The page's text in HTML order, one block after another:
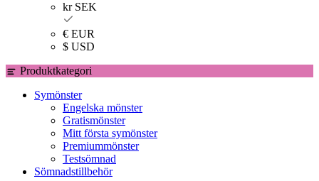
kr SEK
€ EUR
$ USD
Produktkategori
Symönster
Engelska mönster
Gratismönster
Mitt första symönster
Premiummönster
Testsömnad
Sömnadstillbehör